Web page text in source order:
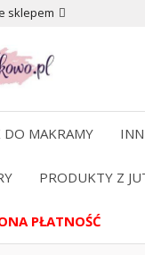
sklepem
DO MAKRAMY
PRODUKTY Z
PŁATNOŚĆ